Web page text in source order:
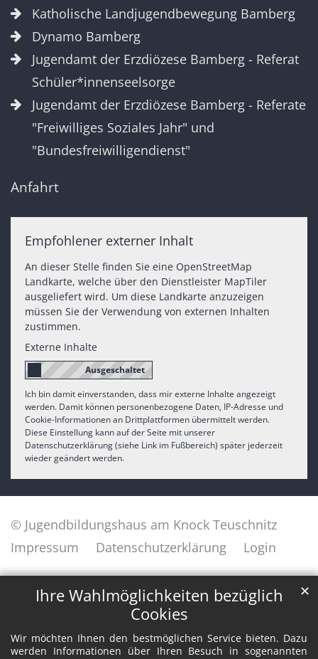
Ihre Wahlmöglichkeiten bezüglich
Cookies
Wir möchten Ihnen den bestmöglichen Service bieten. Dazu
werden Informationen über Ihren Besuch in sogenannten
✕
Katholische Landjugendbewegung Bamberg
Dynamo Bamberg
Jugendamt der Erzdiözese Bamberg - Referat
Schüler*innenseelsorge
Jugendamt der Erzdiözese Bamberg - Referate
"Freiwilliges Soziales Jahr" und
"Bundesfreiwilligendienst"
Anfahrt
Empfohlener externer Inhalt
An dieser Stelle finden Sie eine OpenStreetMap
Landkarte, welche über den Dienstleister MapTiler
ausgeliefert wird. Um diese Landkarte anzuzeigen
müssen Sie der Verwendung von externen Inhalten
zustimmen.
Externe Inhalte
Ich bin damit einverstanden, dass mir externe Inhalte angezeigt
werden. Damit können personenbezogene Daten, IP-Adresse und
Cookie-Informationen an Drittplattformen übermittelt werden.
Diese Einstellung kann auf der Seite mit unserer
Datenschutzerklärung (siehe Link im Fußbereich) später jederzeit
wieder geändert werden.
© Jugendbildungshaus am Knock Teuschnitz
Impressum
Datenschutzerklärung Login